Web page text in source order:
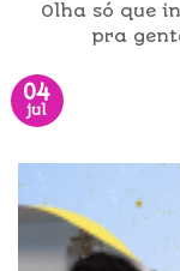
Olha só que
pra
04
jul